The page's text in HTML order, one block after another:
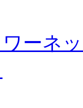
ーネ